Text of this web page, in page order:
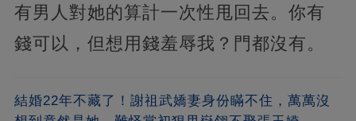
有男人對她的算計一次性甩回去。你有
錢可以，但想用錢羞辱我？門都沒有。
結婚22年不藏了！謝祖武嬌妻身份瞞不住，萬萬沒